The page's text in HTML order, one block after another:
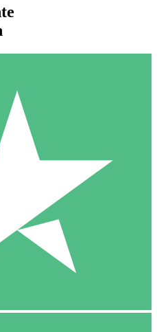
Pakete
Download-Credits. Keine
erforderlich.
10 00